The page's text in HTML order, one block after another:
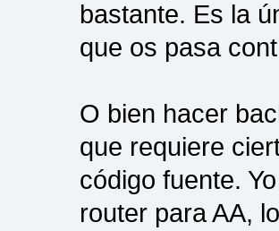
bastante. Es la
que os pasa
O bien hacer
que requiere
código fuente.
router para AA,